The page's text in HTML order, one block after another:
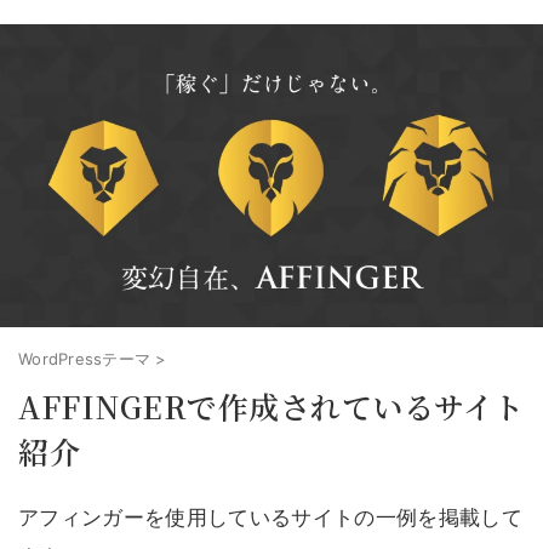
WordPressテーマ >
AFFINGERで作成されているサイト
紹介
アフィンガーを使用しているサイトの一例を掲載して